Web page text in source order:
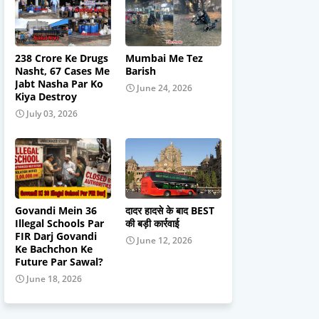
238 Crore Ke Drugs
Nasht, 67 Cases Me
Jabt Nasha Par Ko
Kiya Destroy
July 03, 2026
Mumbai Me Tez
Barish
June 24, 2026
Govandi Mein 36
Illegal Schools Par
FIR Darj Govandi
Ke Bachchon Ke
Future Par Sawal?
June 18, 2026
दादर हादसे के बाद BEST
की बड़ी कार्रवाई
June 12, 2026